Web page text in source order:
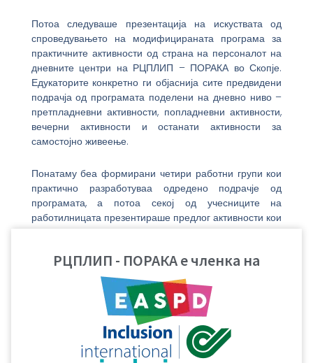
Потоа следуваше презентација на искуствата од
спроведувањето на модифицираната програма за
практичните активности од страна на персоналот на
дневните центри на РЦПЛИП – ПОРАКА во Скопје.
Едукаторите конкретно ги објаснија сите предвидени
подрачја од програмата поделени на дневно ниво –
претпладневни активности, попладневни активности,
вечерни активности и останати активности за
самостојно живеење.
Понатаму беа формирани четири работни групи кои
практично разработуваа одредено подрачје од
програмата, а потоа секој од учесниците на
работилницата презентираше предлог активности кои
Работилницата заврши со дискусија во која сите
учесници се согласија дека новата структура на
програмата за работа во сервисните служби на
РЦПЛИП – ПОРАКА ќе понуди подобри можности за
усвојување на практичните вештини кај корисниците
на сервисните служби на РЦПЛИП – ПОРАКА.
РЦПЛИП - ПОРАКА е членка на